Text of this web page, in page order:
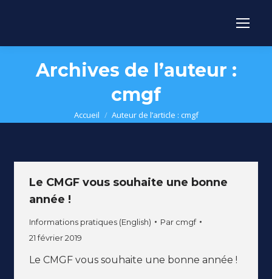
Archives de l’auteur :
cmgf
Vous êtes ici :
Accueil Auteur de l’article : cmgf
Le CMGF vous souhaite une bonne
année !
Informations pratiques (English) Par cmgf
21 février 2019
Le CMGF vous souhaite une bonne année !